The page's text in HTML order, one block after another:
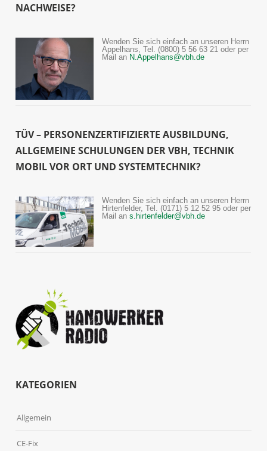
NACHWEISE?
Wenden Sie sich einfach an unseren Herrn
Appelhans, Tel. (0800) 5 56 63 21 oder per
Mail an N.Appelhans@vbh.de
TÜV – PERSONENZERTIFIZIERTE AUSBILDUNG,
ALLGEMEINE SCHULUNGEN DER VBH, TECHNIK
MOBIL VOR ORT UND SYSTEMTECHNIK?
Wenden Sie sich einfach an unseren Herrn
Hirtenfelder, Tel. (0171) 5 12 52 95 oder per
Mail ans.hirtenfelder@vbh.de
KATEGORIEN
Allgemein
CE-Fix